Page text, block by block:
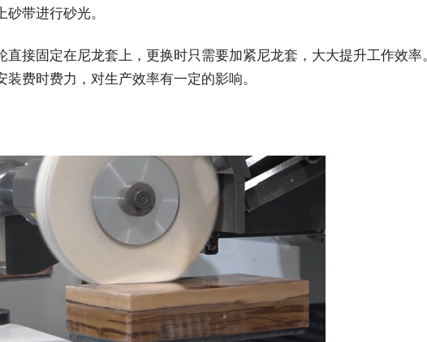
带进行砂光。
接固定在尼龙套上，更换时只需要加紧尼龙套，大大提升工作效率。
费时费力，对生产效率有一定的影响。